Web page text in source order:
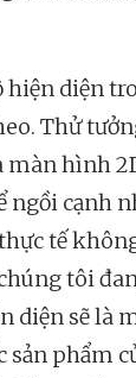
hiện diện
Thử
màn hình
ngồi cạnh
tế
tôi
diện sẽ là
sản phẩm